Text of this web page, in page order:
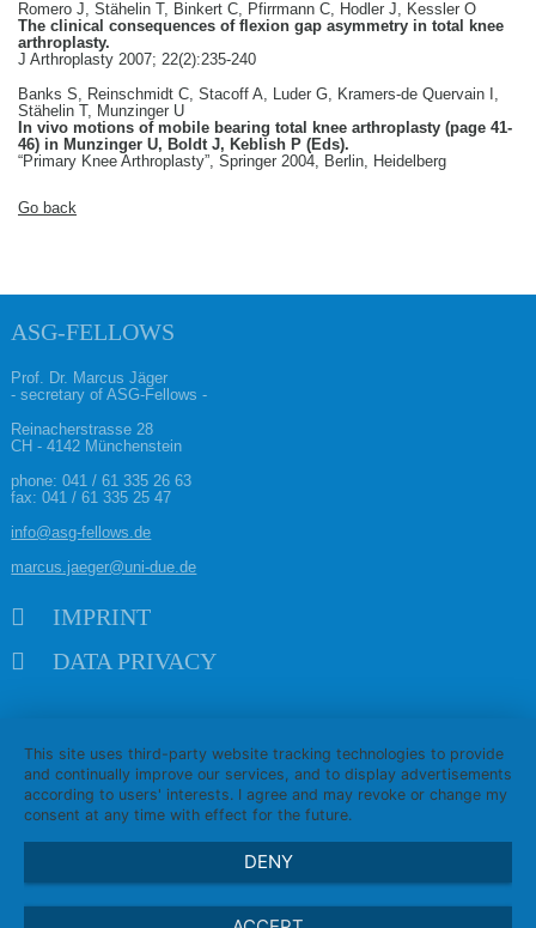
Romero J, Stähelin T, Binkert C, Pfirrmann C, Hodler J, Kessler O
The clinical consequences of flexion gap asymmetry in total knee
arthroplasty.
J Arthroplasty 2007; 22(2):235-240
Banks S, Reinschmidt C, Stacoff A, Luder G, Kramers-de Quervain I,
Stähelin T, Munzinger U
In vivo motions of mobile bearing total knee arthroplasty (page 41-
46) in Munzinger U, Boldt J, Keblish P (Eds).
“Primary Knee Arthroplasty”, Springer 2004, Berlin, Heidelberg
Go back
ASG-FELLOWS
Prof. Dr. Marcus Jäger
- secretary of ASG-Fellows -
Reinacherstrasse 28
CH - 4142 Münchenstein
phone:041 / 61 335 26 63
fax: 041 / 61 335 25 47
info@asg-fellows.de
marcus.jaeger@uni-due.de
IMPRINT
DATA PRIVACY
This site uses third-party website tracking technologies to provide
and continually improve our services, and to display advertisements
according to users' interests. I agree and may revoke or change my
consent at any time with effect for the future.
DENY